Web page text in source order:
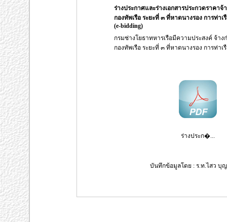
ร่างประกาศและร่างเอกสารประกวดราคา
กองทัพเรือ ระยะที่ ๓ ที่หาดนางรอง การท่า
(e-bidding)
กรมช่างโยธาทหารเรือมีความประสงค์ จ้า
กองทัพเรือ ระยะที่ ๓ ที่หาดนางรอง การท่า
ร่างประก�...
บันทึกข้อมูลโดย : ร.ท.ไสว บุญ